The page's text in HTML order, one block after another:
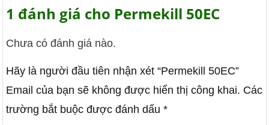
1 đánh giá cho Permekill 50EC
Chưa có đánh giá nào.
Hãy là người đầu tiên nhận xét “Permekill 50EC”
Email của bạn sẽ không được hiển thị công khai. Các
trường bắt buộc được đánh dấu*